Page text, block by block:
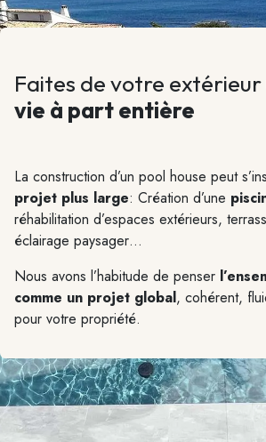
Faites de votre extérieur
vie à part entière
La construction d’un pool house peut
projet plus large: Création d’une
réhabilitation d’espaces extérieurs,
éclairage paysager…
Nous avons l’habitude de penser
comme un projet global, cohérent,
pour votre propriété.